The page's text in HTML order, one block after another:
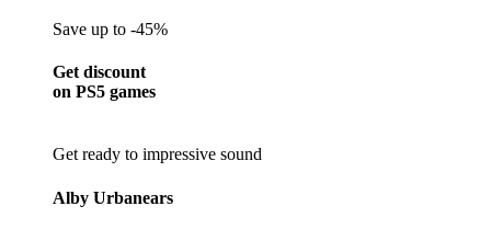
Save up to -45%
Get discount
on PS5 games
Get ready to impressive sound
Alby Urbanears